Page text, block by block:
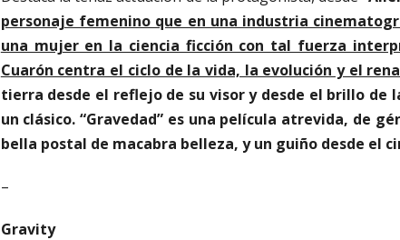
personaje femenino que en una industria
una mujer en la ciencia ficción con tal fuerza
Cuarón centra el ciclo de la vida, la evolución y el
tierra desde el reflejo de su visor y desde el brillo de
un clásico. “Gravedad” es una película atrevida, de
bella postal de macabra belleza, y un guiño desde el
–
Gravity